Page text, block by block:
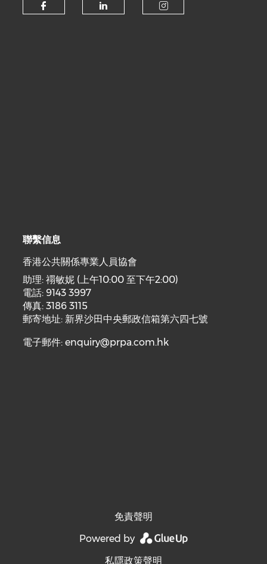
聯繫信息
香港公共關係專業人員協會
助理: 禤敏妮 (上午10:00 至下午2:00)
電話: 9143 3997
傳真: 3186 3115
郵寄地址: 新界沙田中央郵政信箱第六四七號
電子郵件:enquiry@prpa.com.hk
免責聲明
Powered by
私隱政策聲明